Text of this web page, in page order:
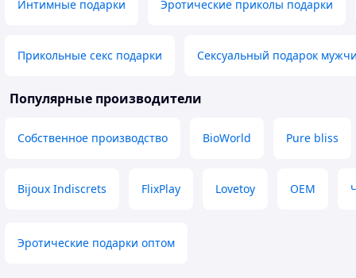
Його
Интимные подарки Эротические приколы подарки
Прикольные секс подарки Сексуальный подарок
Популярные производители
Собственное производство BioWorld Pure bliss
Bijoux Indiscrets FlixPlay Lovetoy OEM
Эротические подарки оптом